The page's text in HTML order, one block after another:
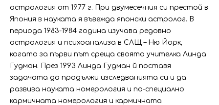
астрология от 1977 г. При двумесечния си престой в
Япония в науката я въвежда японски астролог. В
периода 1983-1984 година изучава редовно
астрология и психоанализа в САЩ – Ню Йорк,
когато за първи път среща своята учителка Линда
Гудман. През 1993 Линда Гудман й поставя
задачата да продължи изследванията си и да
развива науката номерология и по-специално
кармичната номерология и кармичната